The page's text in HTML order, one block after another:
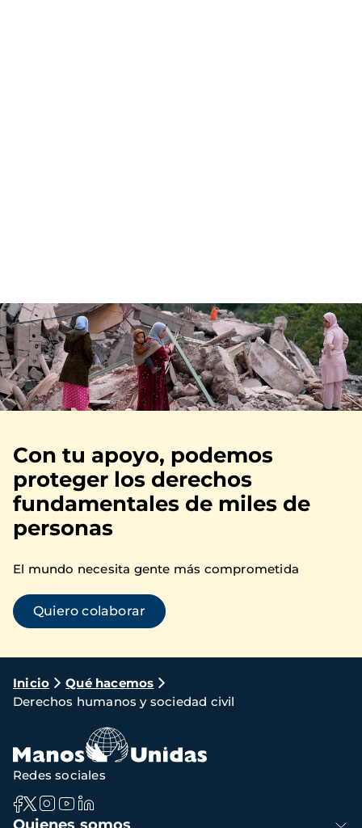
Imagen
Con tu apoyo, podemos
proteger los derechos
fundamentales de miles de
personas
El mundo necesita gente más comprometida
Quiero colaborar
Ruta
de
navegación
Inicio
Qué hacemos
Derechos humanos y sociedad civil
Navegación
Redes sociales